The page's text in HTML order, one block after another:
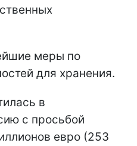
меры по
для хранения.
в
с просьбой
евро (253